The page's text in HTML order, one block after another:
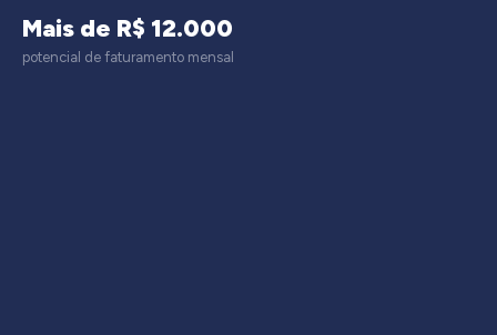
Mais de R$ 12.000
potencial de faturamento mensal